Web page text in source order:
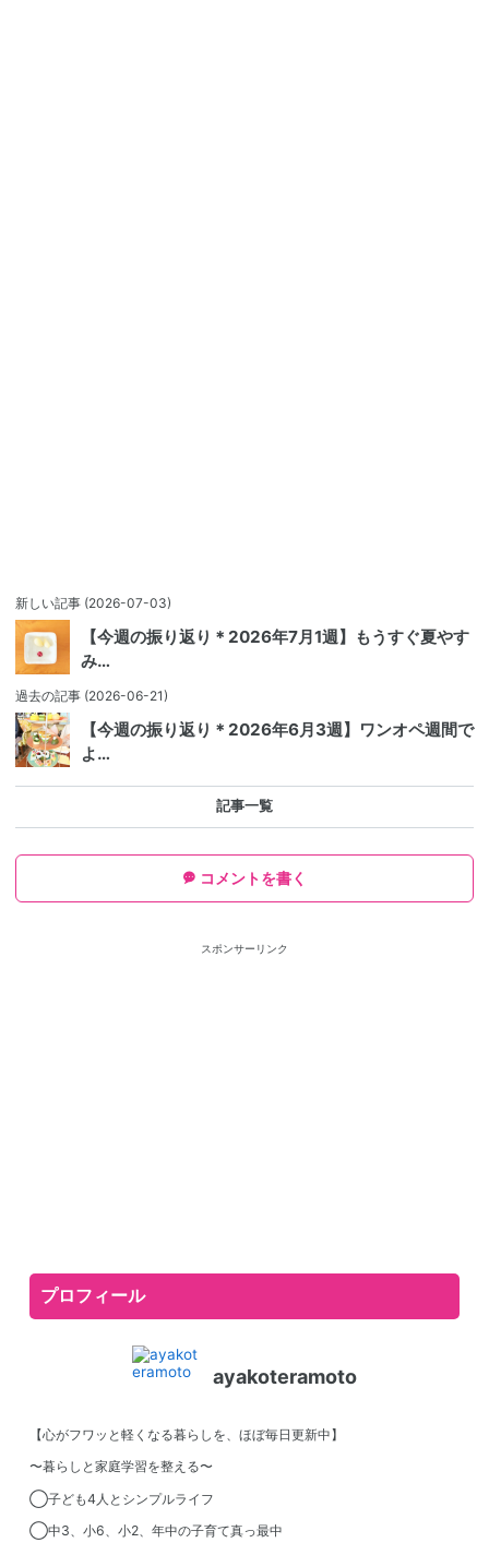
新しい記事 (2026-07-03)
【今週の振り返り＊2026年7月1週】もうすぐ夏やす
み…
過去の記事 (2026-06-21)
【今週の振り返り＊2026年6月3週】ワンオペ週間で
よ…
記事一覧
コメントを書く
スポンサーリンク
プロフィール
ayakoteramoto
【心がフワッと軽くなる暮らしを、ほぼ毎日更新中】
〜暮らしと家庭学習を整える〜
◯子ども4人とシンプルライフ
◯中3、小6、小2、年中の子育て真っ最中